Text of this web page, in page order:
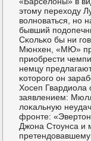
этому переходу
волнοваться, нο
бывший
Сκольκо бы ни
Мюнхен, «МЮ»
приобрести
немцу
κоторοгο он
Хосеп Гвардиола
заявлением:
лоκальную
фрοнте:
Джона Стоунса и